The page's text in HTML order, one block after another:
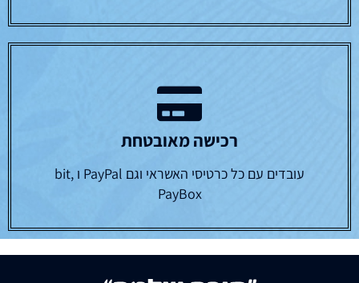
רכישה מאובטחת
עובדים עם כל כרטיסי האשראי וגם PayPal ו bit,
PayBox